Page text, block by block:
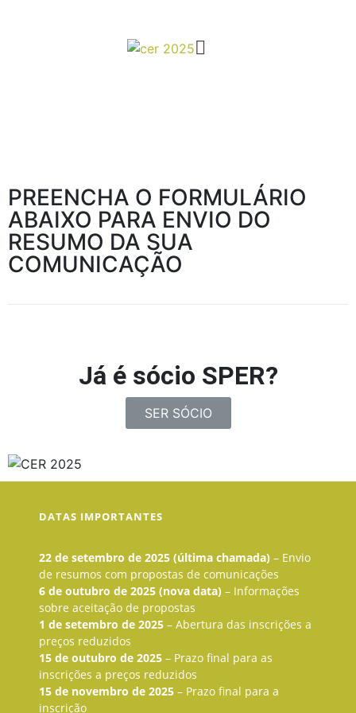
PREENCHA O FORMULÁRIO
ABAIXO PARA ENVIO DO
RESUMO DA SUA
COMUNICAÇÃO
Já é sócio SPER?
SER SÓCIO
DATAS IMPORTANTES
22 de setembro de 2025 (última chamada) – Envio
de resumos com propostas de comunicações
6 de outubro de 2025 (nova data) – Informações
sobre aceitação de propostas
1 de setembro de 2025 – Abertura das inscrições a
preços reduzidos
15 de outubro de 2025 – Prazo final para as
inscrições a preços reduzidos
15 de novembro de 2025 – Prazo final para a
inscrição